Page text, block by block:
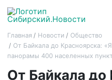
Главная Новости
Общество
От Байкала до Красноярска:
панорамы 400 населенных
От Байкала до